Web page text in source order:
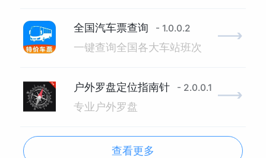
全国汽车票查询 - 1.0.0.2
一键查询全国各大车站班次
户外罗盘定位指南针 - 2.0.0.1
专业户外罗盘
查看更多